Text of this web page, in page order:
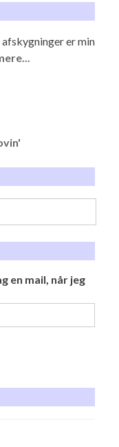
afskygninger er min
en mail, når jeg